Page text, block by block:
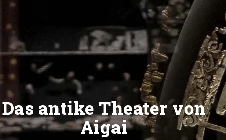
Das antike Theater von
Aigai